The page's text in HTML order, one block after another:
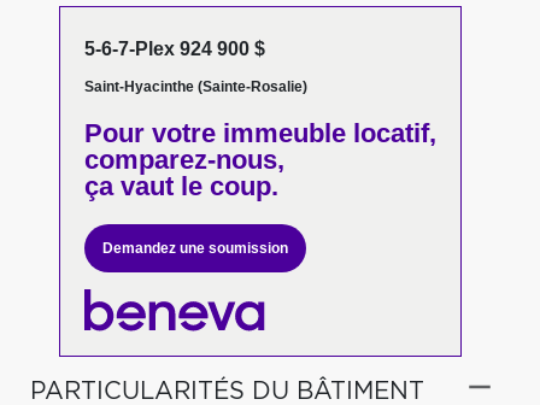
5-6-7-Plex 924 900 $
Saint-Hyacinthe (Sainte-Rosalie)
Pour votreimmeuble locatif,
comparez-nous,
ça vaut le coup.
Demandez une soumission
PARTICULARITÉS DU BÂTIMENT